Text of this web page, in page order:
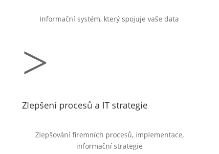
Informační systém, který spojuje vaše data
>
Zlepšení procesů a IT strategie
Zlepšování firemních procesů, implementace,
informační strategie